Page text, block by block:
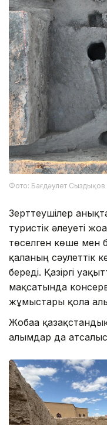
Фото: Бағдәулет Сыздықов
Зерттеушілер
туристік әлеуеті
төселген көше мен
қаланың сәулеттік
береді. Қазіргі
мақсатында
жұмыстары қолға
Жобаға
ғалымдар да